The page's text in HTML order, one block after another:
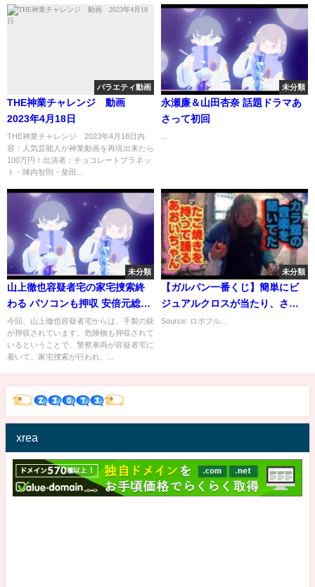
バラエティ動画
THE神業チャレンジ 動画
2023年4月18日
THE神業チャレンジ 2023年4月18日内
容：人気芸能人が神業動画を再現出来たら
100万円！出演者：チョコレートプラネッ
ト・陣内智則・柴田...
未分類
永瀬廉＆山田杏奈 話題ドラマあ
さって初回
未分類
山上徹也容疑者宅の家宅捜索終
わる パソコンも押収 安倍元総理
銃撃事件｜TBS NEWS DIG
今回、山上徹也容疑者宅からは、手製の銃
が押収されています。危険物も押収されて
いるということで、警察車両が容疑者宅に
着いて、家宅捜索が行われ、...
未分類
【ガルパン一番くじ】簡単にビ
ジュアルクロスが当たり、さら
には妹もできちゃうとんでもな
Source: ロボフル...
xrea